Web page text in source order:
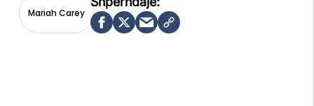
Mariah Carey